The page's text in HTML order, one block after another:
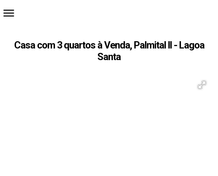
Casa com 3 quartos à Venda, Palmital II - Lagoa
Santa